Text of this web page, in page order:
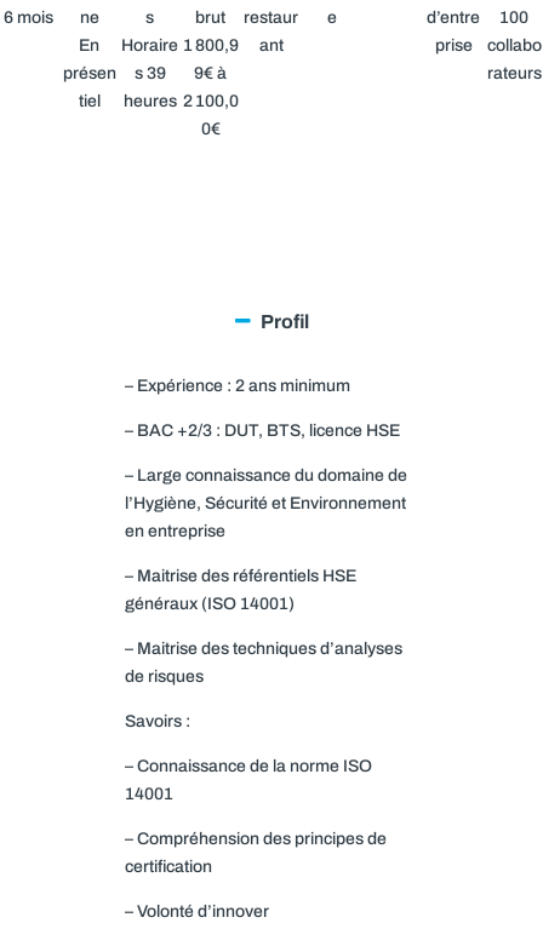
6 mois
ne
En
présen
tiel
s
Horaire
s 39
heures
brut
1 800,9
9€ à
2 100,0
0€
restaur
ant
e
d’entre
prise
100
collabo
rateurs
Profil
– Expérience : 2 ans minimum
– BAC +2/3 : DUT, BTS, licence HSE
– Large connaissance du domaine de
l’Hygiène, Sécurité et Environnement
en entreprise
– Maitrise des référentiels HSE
généraux (ISO 14001)
– Maitrise des techniques d’analyses
de risques
Savoirs :
– Connaissance de la norme ISO
14001
– Compréhension des principes de
certification
– Volonté d’innover